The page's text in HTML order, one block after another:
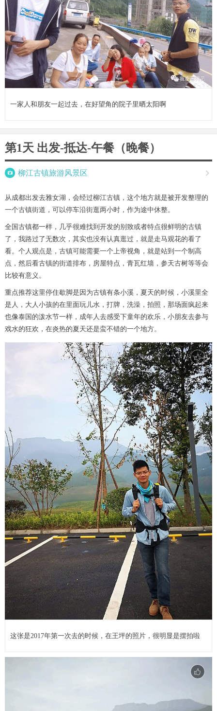
一家人和朋友一起过去，在好望角的院子里晒太阳啊
第1天 出发-抵达-午餐（晚餐）
 柳江古镇旅游风景区 
从成都出发去雅女湖，会经过柳江古镇，这个地方就是被开发整理的
一个古镇街道，可以停车沿街逛两小时，作为途中休整。
全国古镇都一样，几乎很难找到开发的别致或者特点很鲜明的古镇
了，我路过了无数次，其实也没有认真逛过，就是走马观花的看了
看。个人观点是，古镇可能需要一个上帝视角，就是站到一个制高
点，然后看古镇的街道排布，房屋特点，青瓦红墙，参天古树等等会
比较有意义。
重点推荐这里停住歇脚是因为古镇有条小溪，夏天的时候，小溪里全
是人，大人小孩的在里面玩儿水，打牌，洗澡，拍照，那场面疯起来
也像泰国的泼水节一样，成年人去感受下童年的欢乐，小朋友去参与
戏水的狂欢，在炎热的夏天还是蛮不错的一个地方。
这张是2017年第一次去的时候，在王坪的照片，很明显是摆拍啦